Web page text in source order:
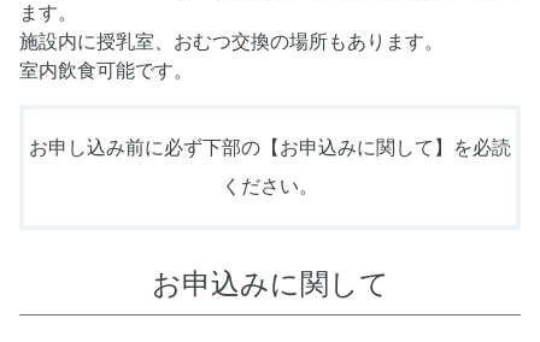
ます。
施設内に授乳室、おむつ交換の場所もあります。
室内飲食可能です。
お申し込み前に必ず下部の【お申込みに関して】を必読
ください。
お申込みに関して